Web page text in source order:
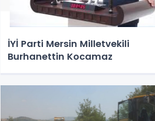
İYİ Parti Mersin Milletvekili
Burhanettin Kocamaz